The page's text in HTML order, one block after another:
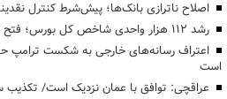
اصلاح ناترازی بانک‌ها؛ پیش‌شرط کنترل
رشد ۱۱۲ هزار واحدی شاخص کل بورس؛ فتح قله ۵.۵ میلیون واحدی
اعتراف رسانه‌های خارجی به شکست ترامپ
است
عراقچی: توافق با عمان نزدیک است/ تکذیب سهم ۱۱ درصدی ایران